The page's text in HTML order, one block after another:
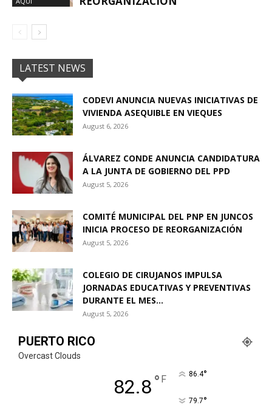
LATEST NEWS
CODEVI ANUNCIA NUEVAS INICIATIVAS DE
VIVIENDA ASEQUIBLE EN VIEQUES
August 6, 2026
ÁLVAREZ CONDE ANUNCIA CANDIDATURA
A LA JUNTA DE GOBIERNO DEL PPD
August 5, 2026
COMITÉ MUNICIPAL DEL PNP EN JUNCOS
INICIA PROCESO DE REORGANIZACIÓN
August 5, 2026
COLEGIO DE CIRUJANOS IMPULSA
JORNADAS EDUCATIVAS Y PREVENTIVAS
DURANTE EL MES...
August 5, 2026
PUERTO RICO
Overcast Clouds
82.8° F 86.4°
79.7°